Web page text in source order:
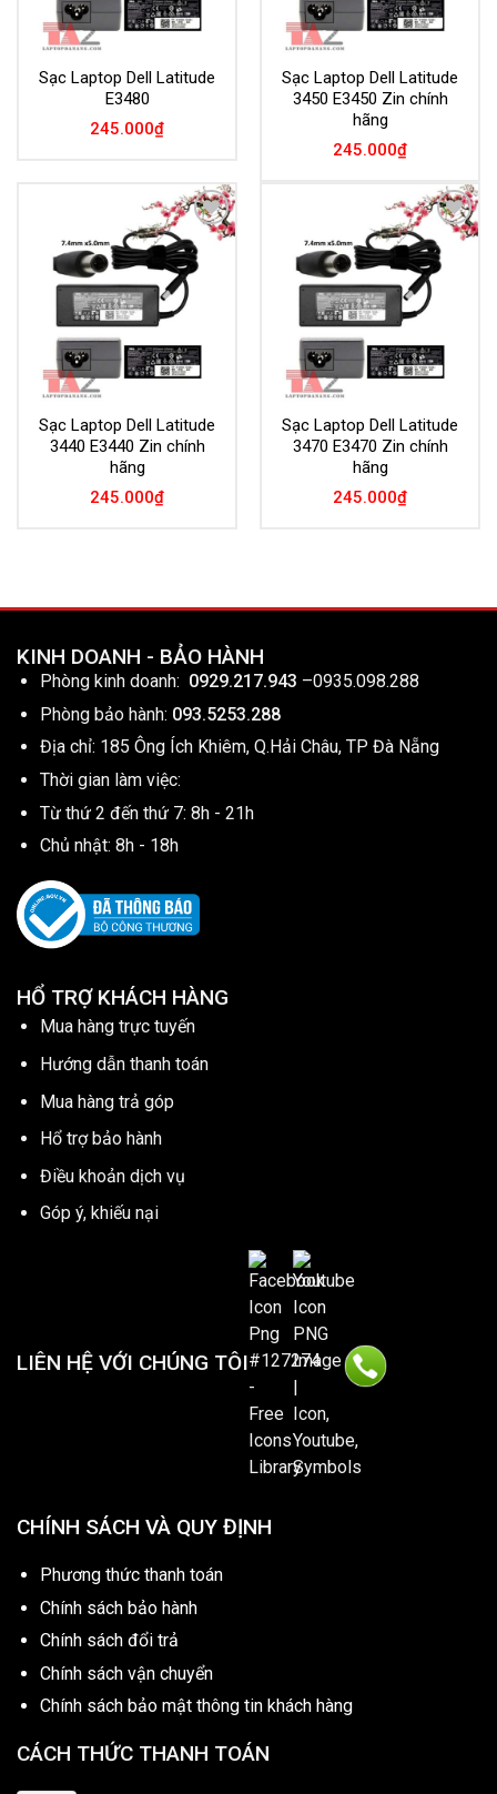
Sạc Laptop Dell Latitude
E3480
245.000₫
Sạc Laptop Dell Latitude
3450 E3450 Zin chính
hãng
245.000₫
Add to
Wishlist
Sạc Laptop Dell Latitude
3440 E3440 Zin chính
hãng
245.000₫
Add to
Wishlist
Sạc Laptop Dell Latitude
3470 E3470 Zin chính
hãng
245.000₫
KINH DOANH - BẢO HÀNH
Phòng kinh doanh: 0929.217.943 –0935.098.288
Phòng bảo hành: 093.5253.288
Địa chỉ: 185 Ông Ích Khiêm, Q.Hải Châu, TP Đà Nẵng
Thời gian làm việc:
Từ thứ 2 đến thứ 7: 8h - 21h
Chủ nhật: 8h - 18h
HỔ TRỢ KHÁCH HÀNG
Mua hàng trực tuyến
Hướng dẫn thanh toán
Mua hàng trả góp
Hổ trợ bảo hành
Điều khoản dịch vụ
Góp ý, khiếu nại
LIÊN HỆ VỚI CHÚNG TÔI
CHÍNH SÁCH VÀ QUY ĐỊNH
Phương thức thanh toán
Chính sách bảo hành
Chính sách đổi trả
Chính sách vận chuyển
Chính sách bảo mật thông tin khách hàng
CÁCH THỨC THANH TOÁN